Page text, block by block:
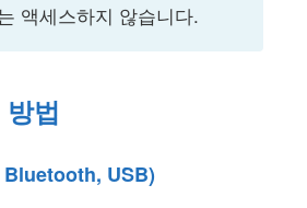
액세스하지 않습니다.
법
USB)